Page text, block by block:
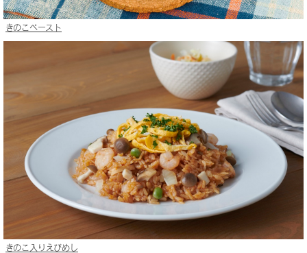
きのこペースト
きのこ入りえびめし